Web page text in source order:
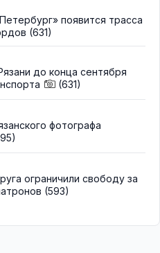
появится трасса
(631)
до конца сентября
(631)
фотографа
ограничили свободу за
(593)